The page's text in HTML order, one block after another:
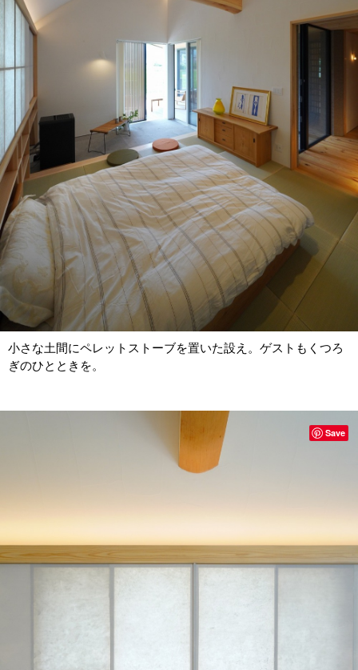
小さな土間にペレットストーブを置いた設え。ゲストもくつろ
ぎのひとときを。
Save